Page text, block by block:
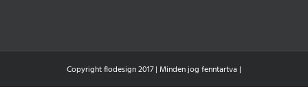
Copyright flodesign 2017 | Minden jog fenntartva |